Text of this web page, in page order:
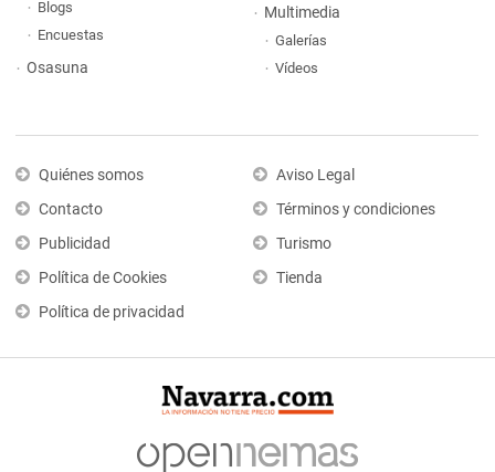
Blogs
Encuestas
Osasuna
Multimedia
Galerías
Vídeos
Quiénes somos
Contacto
Publicidad
Política de Cookies
Política de privacidad
Aviso Legal
Términos y condiciones
Turismo
Tienda